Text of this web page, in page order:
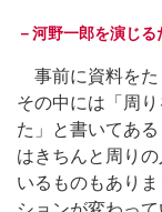
－河野一郎を演じ
事前に資料をた
その中には「周
た」と書いてあ
はきちんと周り
いるものもあり